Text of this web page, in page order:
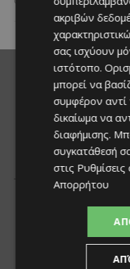
ακριβών
σας ισχύουν
ιστότοπο.
μπορεί να
συμφέρον αντί
δικαίωμα να
διαφήμισης.
συγκατάθεσή
στις
Απορρήτου